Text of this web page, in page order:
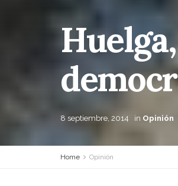
8 septiembre, 2014 in Opinión
Home Opinión